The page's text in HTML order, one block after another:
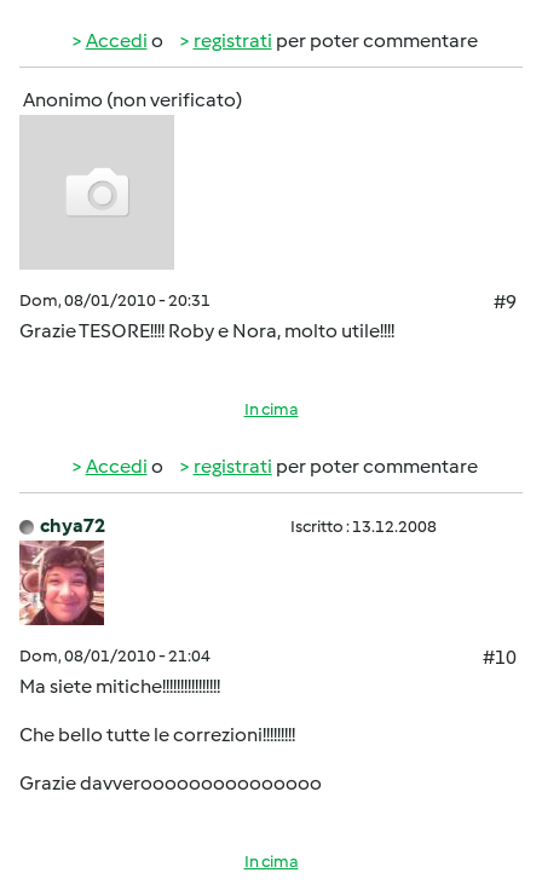
Accedi o registrati per poter commentare
Anonimo (non verificato)
Dom, 08/01/2010 - 20:31
#9
Grazie TESORE!!!! Roby e Nora, molto utile!!!!
In cima
Accedi o registrati per poter commentare
chya72 Iscritto : 13.12.2008
Dom, 08/01/2010 - 21:04
#10
Ma siete mitiche!!!!!!!!!!!!!!!!
Che bello tutte le correzioni!!!!!!!!!
Grazie davverooooooooooooooo
In cima